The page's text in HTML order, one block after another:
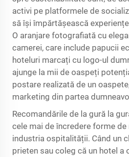
activi pe platformele de
să își împărtășească
O aranjare fotografiată cu
camerei, care include papucii
hoteluri marcați cu logo-ul
ajunge la mii de oaspeți
postare realizată de un
marketing din partea
Recomandările de la gură la
cele mai de încredere forme
industria ospitalității. Când un
prieten sau coleg că un hotel a